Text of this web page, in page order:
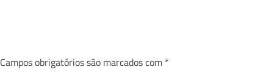
Campos obrigatórios são marcados com *